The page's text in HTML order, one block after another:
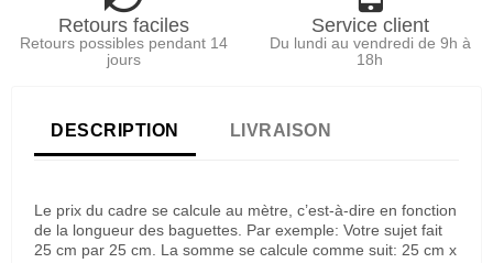
Retours faciles
Retours possibles pendant 14
jours
Service client
Du lundi au vendredi de 9h à
18h
DESCRIPTION LIVRAISON
Le prix du cadre se calcule au mètre, c’est-à-dire en fonction
de la longueur des baguettes. Par exemple: Votre sujet fait
25 cm par 25 cm. La somme se calcule comme suit: 25 cm x